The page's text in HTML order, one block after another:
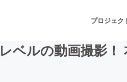
プロジェク
ベルの動画撮影！